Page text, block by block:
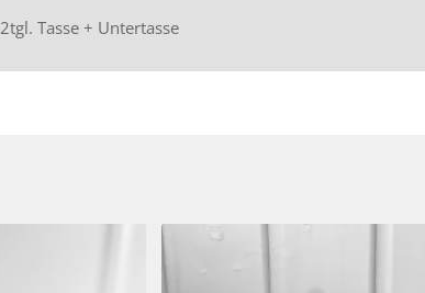
2tgl. Tasse + Untertasse